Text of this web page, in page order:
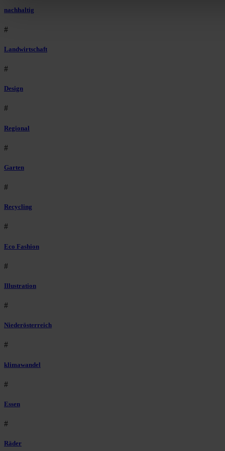
nachhaltig
#
Landwirtschaft
#
Design
#
Regional
#
Garten
#
Recycling
#
Eco Fashion
#
Illustration
#
Niederösterreich
#
klimawandel
#
Essen
#
Räder